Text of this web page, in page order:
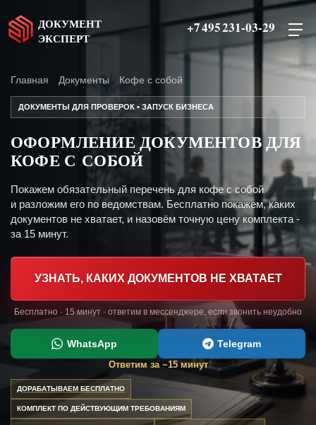
ДОКУМЕНТ
ЭКСПЕРТ
+7 495 231-03-29
Главная Документы Кофе с собой
ДОКУМЕНТЫ ДЛЯ ПРОВЕРОК • ЗАПУСК БИЗНЕСА
ОФОРМЛЕНИЕ ДОКУМЕНТОВ ДЛЯ
КОФЕ С СОБОЙ
Покажем обязательный перечень для кофе с собой
и разложим его по ведомствам. Бесплатно покажем, каких
документов не хватает, и назовём точную цену комплекта -
за 15 минут.
УЗНАТЬ, КАКИХ ДОКУМЕНТОВ НЕ ХВАТАЕТ
Бесплатно · 15 минут · ответим в мессенджере, если звонить неудобно
WhatsApp Telegram
Ответим за ~15 минут
ДОРАБАТЫВАЕМ БЕСПЛАТНО
КОМПЛЕКТ ПО ДЕЙСТВУЮЩИМ ТРЕБОВАНИЯМ